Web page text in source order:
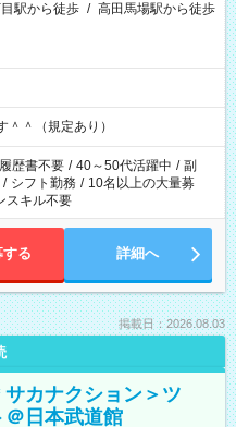
駅から徒歩 / 高田馬場駅から徒歩
＾（規定あり）
履歴書不要 / 40～50代活躍中 / 副
/ シフト勤務 / 10名以上の大量募
スキル不要
する 詳細へ
掲載日：2026.08.03
カナクション＞ツ
日本武道館